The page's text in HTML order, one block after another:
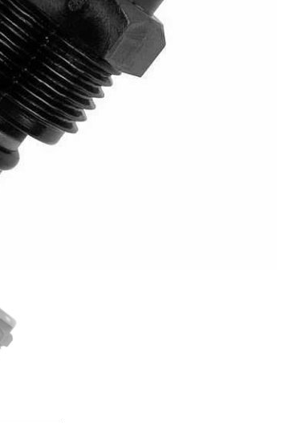
Servicio Técnico
Contacto
Búsqueda
de
productos